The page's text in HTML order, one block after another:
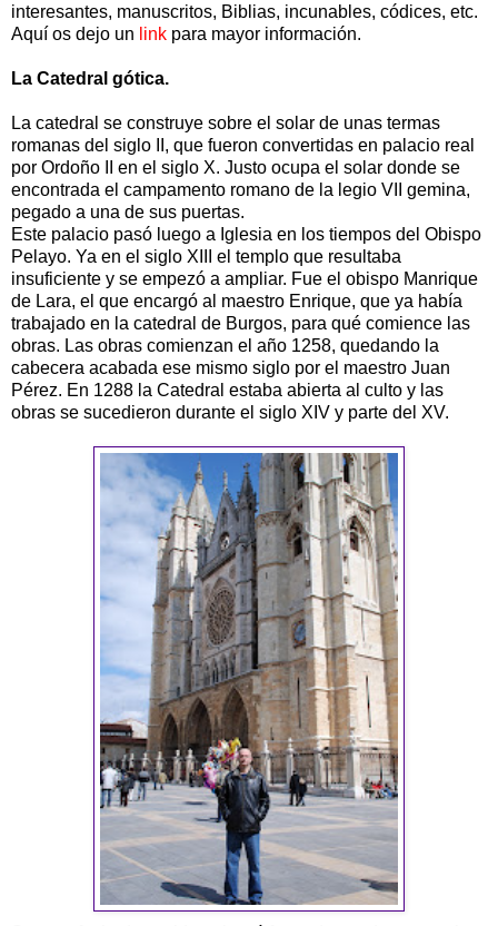
interesantes, manuscritos, Biblias, incunables, códices, etc.
Aquí os dejo un link para mayor información.
La Catedral gótica.
La catedral se construye sobre el solar de unas termas
romanas del siglo II, que fueron convertidas en palacio real
por Ordoño II en el siglo X. Justo ocupa el solar donde se
encontrada el campamento romano de la legio VII gemina,
pegado a una de sus puertas.
Este palacio pasó luego a Iglesia en los tiempos del Obispo
Pelayo. Ya en el siglo XIII el templo que resultaba
insuficiente y se empezó a ampliar. Fue el obispo Manrique
de Lara, el que encargó al maestro Enrique, que ya había
trabajado en la catedral de Burgos, para qué comience las
obras. Las obras comienzan el año 1258, quedando la
cabecera acabada ese mismo siglo por el maestro Juan
Pérez. En 1288 la Catedral estaba abierta al culto y las
obras se sucedieron durante el siglo XIV y parte del XV.